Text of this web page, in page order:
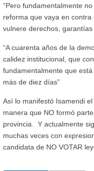
“Pero fundamentalmente
reforma que vaya en
vulnere derechos,
“A cuarenta años de la
calidez institucional, que
fundamentalmente que
más de diez días”
Así lo manifestó Isamendi
manera que NO formó
provincia. Y actualmente
muchas veces con
candidata de NO VOTAR